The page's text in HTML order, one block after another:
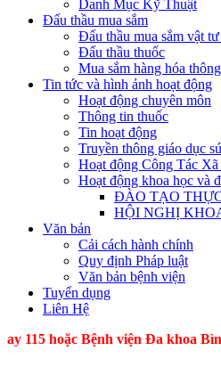
Danh Mục Kỹ Thuật
Đấu thầu mua sắm
Đấu thầu mua sắm vật
Đấu thầu thuốc
Mua sắm hàng hóa
Tin tức và hình ảnh hoạt động
Hoạt động chuyên môn
Thông tin thuốc
Tin hoạt động
Truyền thông giáo dục
Hoạt động Công Tác
Hoạt động khoa học và
ĐÀO TẠO
HỘI NGHỊ
Văn bản
Cải cách hành chính
Quy định Pháp luật
Văn bản bệnh viện
Tuyển dụng
Liên Hệ
viện Đa khoa Bình Chánh: